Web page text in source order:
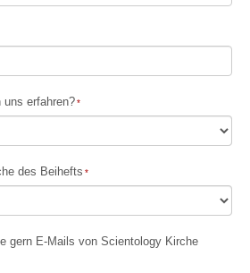
uns erfahren?
des Beihefts
gern E-Mails von Scientology Kirche